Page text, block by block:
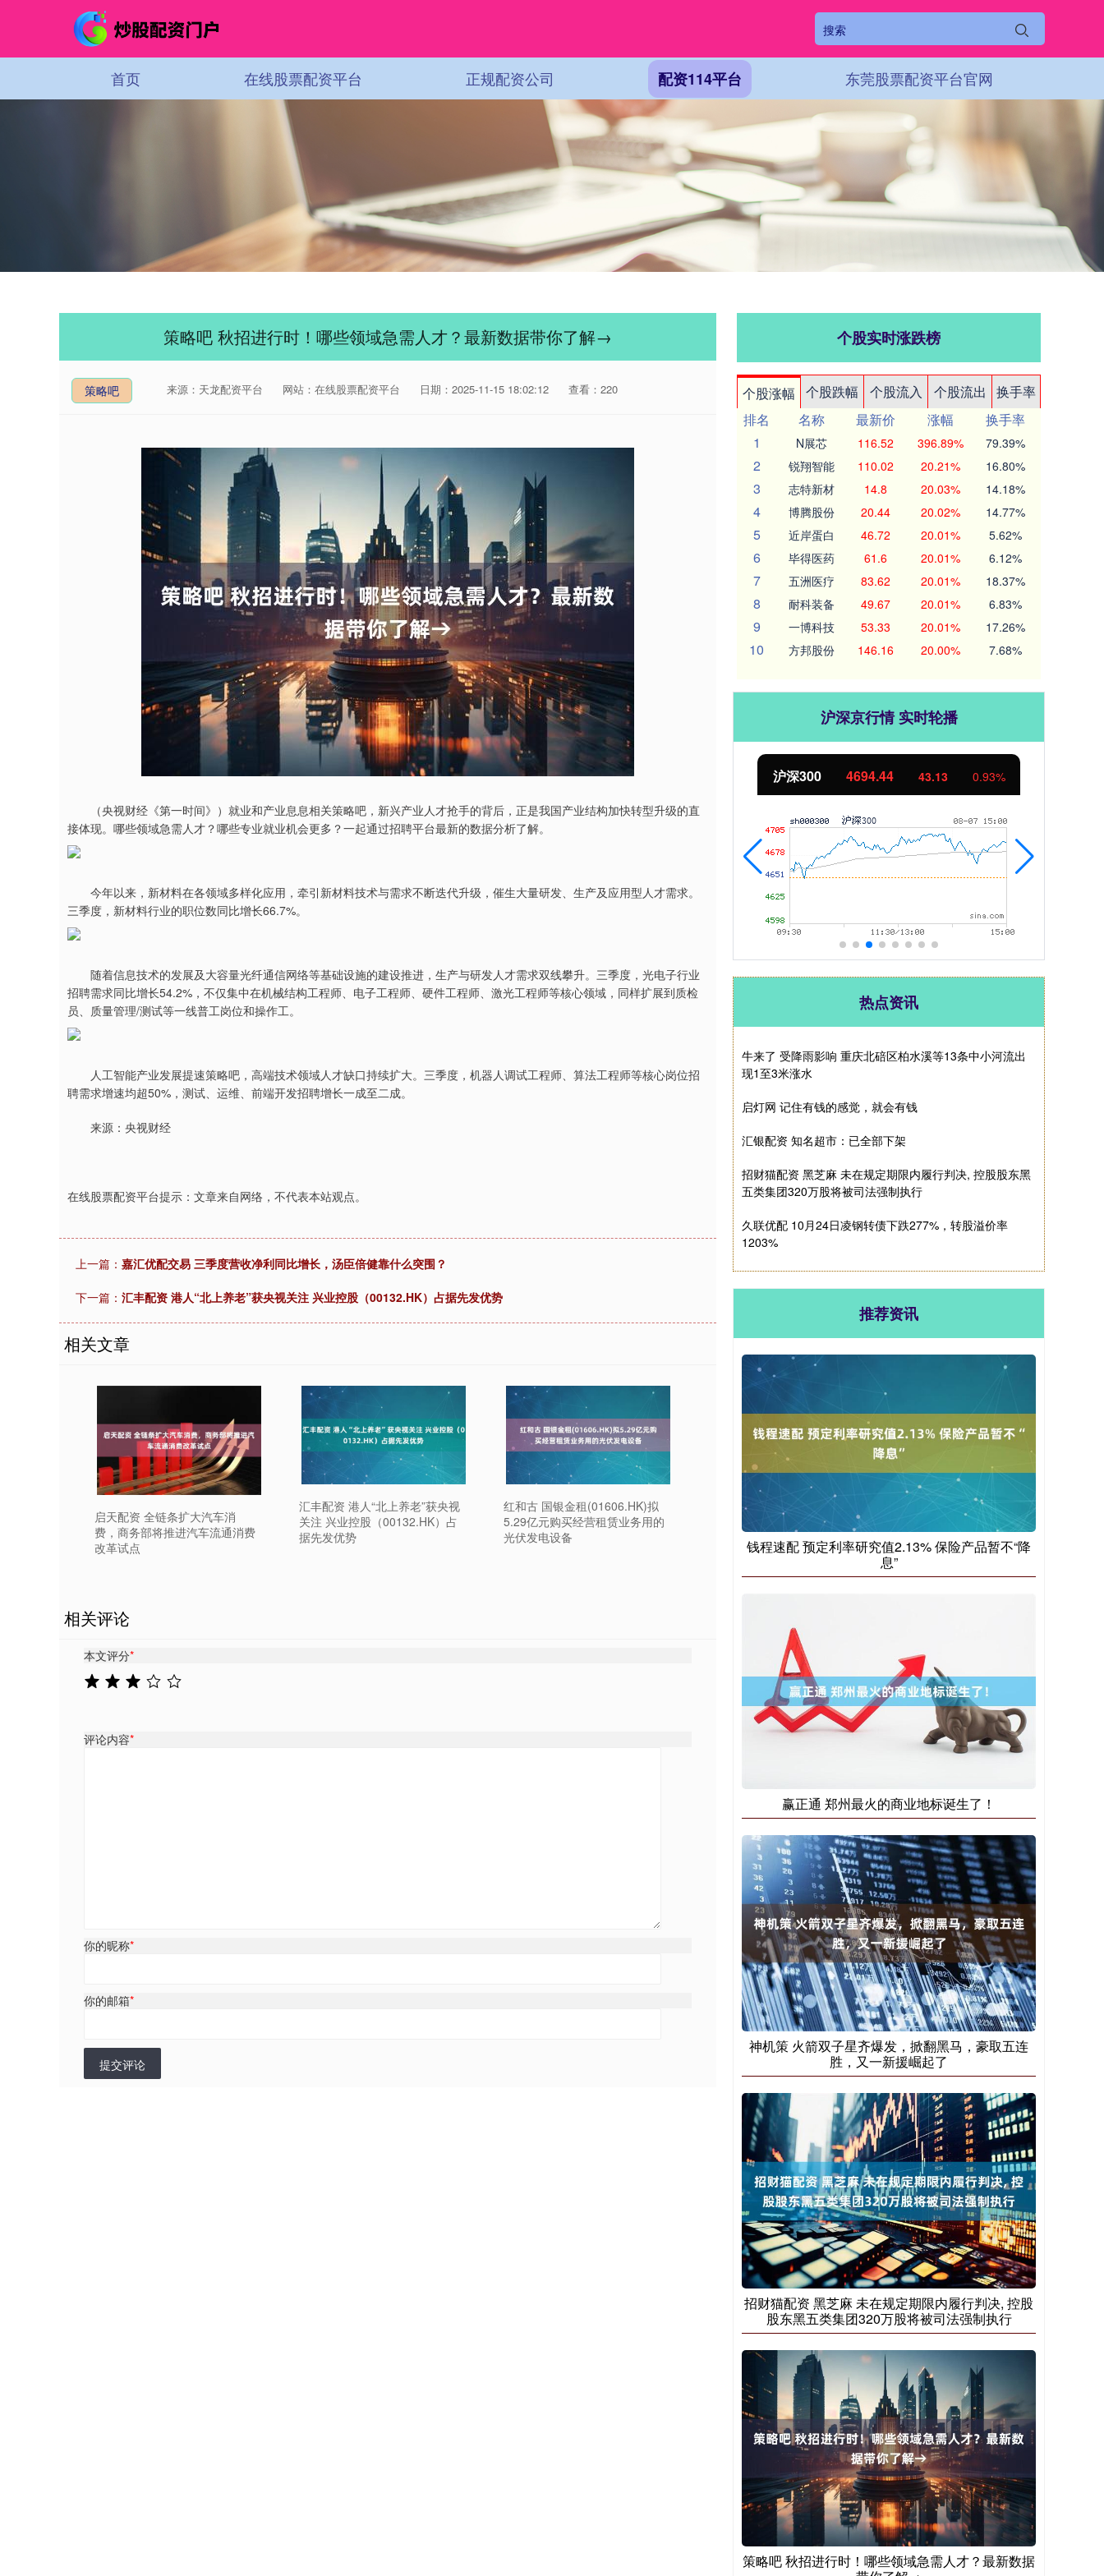
首页 在线股票配资平台 正规配资公司 配资114平台 东莞股票配资平台官网
策略吧 秋招进行时！哪些领域急需人才？最新数据带你了解→
策略吧 来源：天龙配资平台 网站：在线股票配资平台 日期：2025-11-15 18:02:12 查看：220
（央视财经《第一时间》）就业和产业息息相关策略吧，新兴产业人才抢手的背后，正是我国产业结构加快转型升级的直
接体现。哪些领域急需人才？哪些专业就业机会更多？一起通过招聘平台最新的数据分析了解。
今年以来，新材料在各领域多样化应用，牵引新材料技术与需求不断迭代升级，催生大量研发、生产及应用型人才需求。
三季度，新材料行业的职位数同比增长66.7%。
随着信息技术的发展及大容量光纤通信网络等基础设施的建设推进，生产与研发人才需求双线攀升。三季度，光电子行业
招聘需求同比增长54.2%，不仅集中在机械结构工程师、电子工程师、硬件工程师、激光工程师等核心领域，同样扩展到质检
员、质量管理/测试等一线普工岗位和操作工。
人工智能产业发展提速策略吧，高端技术领域人才缺口持续扩大。三季度，机器人调试工程师、算法工程师等核心岗位招
聘需求增速均超50%，测试、运维、前端开发招聘增长一成至二成。
来源：央视财经
在线股票配资平台提示：文章来自网络，不代表本站观点。
上一篇： 嘉汇优配交易 三季度营收净利同比增长，汤臣倍健靠什么突围？
下一篇： 汇丰配资 港人“北上养老”获央视关注 兴业控股（00132.HK）占据先发优势
相关文章
启天配资 全链条扩大汽车消
费，商务部将推进汽车流通消费
改革试点
汇丰配资 港人“北上养老”获央视
关注 兴业控股（00132.HK）占
据先发优势
红和古 国银金租(01606.HK)拟
5.29亿元购买经营租赁业务用的
光伏发电设备
相关评论
本文评分*
评论内容*
你的昵称*
你的邮箱*
提交评论
个股实时涨跌榜
个股涨幅 个股跌幅 个股流入 个股流出
换手率
排名
名称 最新价 涨幅
换手率
1
N展芯 116.52 396.89% 79.39%
2 锐翔智能 110.02 20.21% 16.80%
3 志特新材 14.8 20.03% 14.18%
4 博腾股份 20.44 20.02% 14.77%
5 近岸蛋白 46.72 20.01% 5.62%
6 毕得医药 61.6 20.01% 6.12%
7 五洲医疗 83.62 20.01% 18.37%
8 耐科装备 49.67 20.01% 6.83%
9 一博科技 53.33 20.01% 17.26%
10 方邦股份 146.16 20.00% 7.68%
沪深京行情 实时轮播
深证成指 14311.01 200.89 1.42% 沪深300 4694.44 43.13 北证50 1134.24 11.37 1.01%
热点资讯
牛来了 受降雨影响 重庆北碚区柏水溪等13条中小河流出
现1至3米涨水
启灯网 记住有钱的感觉，就会有钱
汇银配资 知名超市：已全部下架
招财猫配资 黑芝麻 未在规定期限内履行判决, 控股股东黑
五类集团320万股将被司法强制执行
久联优配 10月24日凌钢转债下跌277%，转股溢价率
1203%
推荐资讯
钱程速配 预定利率研究值2.13% 保险产品暂不“降
息”
赢正通 郑州最火的商业地标诞生了！
神机策 火箭双子星齐爆发，掀翻黑马，豪取五连
胜，又一新援崛起了
招财猫配资 黑芝麻 未在规定期限内履行判决, 控股
股东黑五类集团320万股将被司法强制执行
策略吧 秋招进行时！哪些领域急需人才？最新数据